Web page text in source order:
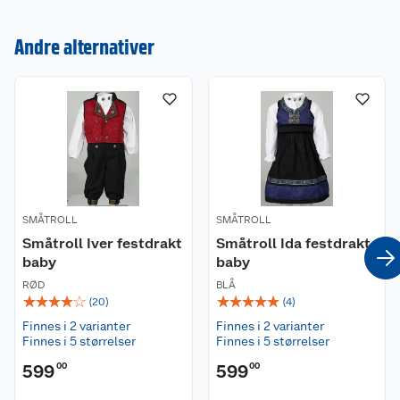
Andre alternativer
SMÅTROLL
Småtroll Iver festdrakt
baby
RØD
☆☆☆☆☆ (20)
Finnes i 2 varianter
Finnes i 5 størrelser
59900
SMÅTROLL
Småtroll Ida festdrakt
baby
BLÅ
☆☆☆☆☆ (4)
Finnes i 2 varianter
Finnes i 5 størrelser
59900
Om oss
Nyheter
Våre butikker
Våre merkevarer
Coop kjeder
Ledige stillinger
Bærekraft
Kundeservice
Kontakt oss
Angre- og returrett
Reklamasjon og garanti
Ofte stilte spørsmål
Betalingsalternativer
Leveringsalternativer
Pakkesporing
Åpent kjøp
Coop medlem